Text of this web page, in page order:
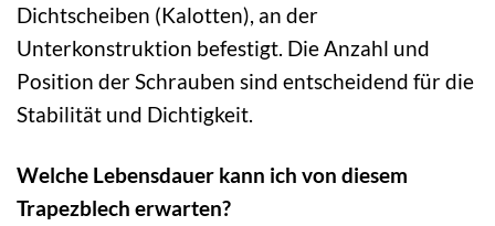
Dichtscheiben (Kalotten), an der
Unterkonstruktion befestigt. Die Anzahl und
Position der Schrauben sind entscheidend für die
Stabilität und Dichtigkeit.
Welche Lebensdauer kann ich von diesem
Trapezblech erwarten?